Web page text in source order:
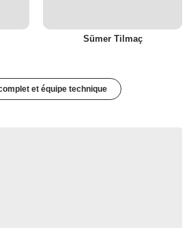
Sümer Tilmaç
et équipe technique